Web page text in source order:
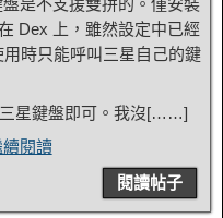
是不支援雙拼的。僅安裝
Dex 上，雖然設定中已經
時只能呼叫三星自己的鍵
星鍵盤即可。我沒[……]
閱讀
閱讀帖子